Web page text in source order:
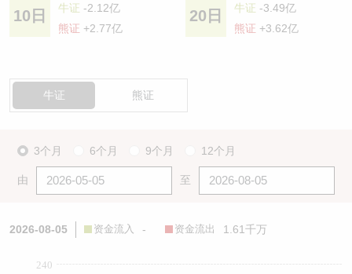
10日 牛证 -2.12亿
熊证 +2.77亿
20日 牛证 -3.49亿
熊证 +3.62亿
牛证 熊证
3个月 6个月 9个月 12个月
由 至
2026-08-05 资金流入 - 资金流出 1.61千万
240